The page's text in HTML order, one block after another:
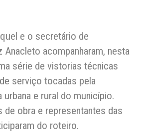
e o secretário de
acompanharam, nesta
série de vistorias técnicas
serviço tocadas pela
urbana e rural do município.
obra e representantes das
do roteiro.